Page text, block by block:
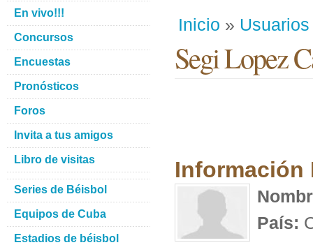
Inicio » Usuarios
Segi Lopez
Información
País:
En vivo!!!
Concursos
Encuestas
Pronósticos
Foros
Invita a tus amigos
Libro de visitas
Series de Béisbol
Equipos de Cuba
Estadios de béisbol